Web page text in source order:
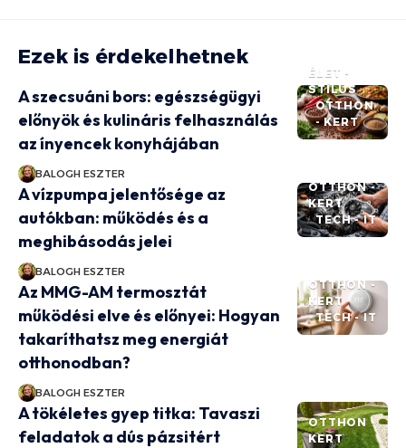
Ezek is érdekelhetnek
ÉLET -
STÍLUS
OTTHON
- KERT
A szecsuáni bors: egészségügyi
előnyök és kulináris felhasználás
az ínyencek konyhájában
BALOGH ESZTER
OTTHON -
KERT
TECH - IT
A vízpumpa jelentősége az
autókban: működés és a
meghibásodás jelei
BALOGH ESZTER
OTTHON -
KERT
TECH - IT
Az MMG-AM termosztát
működési elve és előnyei: Hogyan
takaríthatsz meg energiát
otthonodban?
BALOGH ESZTER
OTTHON -
KERT
A tökéletes gyep titka: Tavaszi
feladatok a dús pázsitért